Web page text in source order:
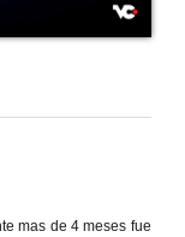
mas de 4 meses fue